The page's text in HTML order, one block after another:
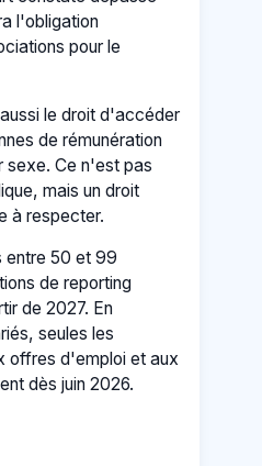
l'obligation
pour le
le droit d'accéder
de rémunération
sexe. Ce n'est pas
mais un droit
à respecter.
entre 50 et 99
de reporting
de 2027. En
seules les
offres d'emploi et aux
dès juin 2026.